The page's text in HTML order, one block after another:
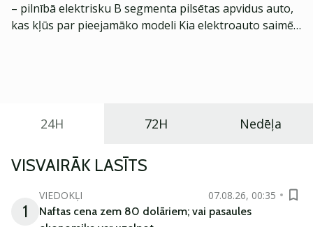
– pilnībā elektrisku B segmenta pilsētas apvidus auto,
kas kļūs par pieejamāko modeli Kia elektroauto saimē
24H 72H Nedēļa
VISVAIRĀK LASĪTS
1
VIEDOKĻI
07.08.26, 00:35
Naftas cena zem 80 dolāriem; vai pasaules